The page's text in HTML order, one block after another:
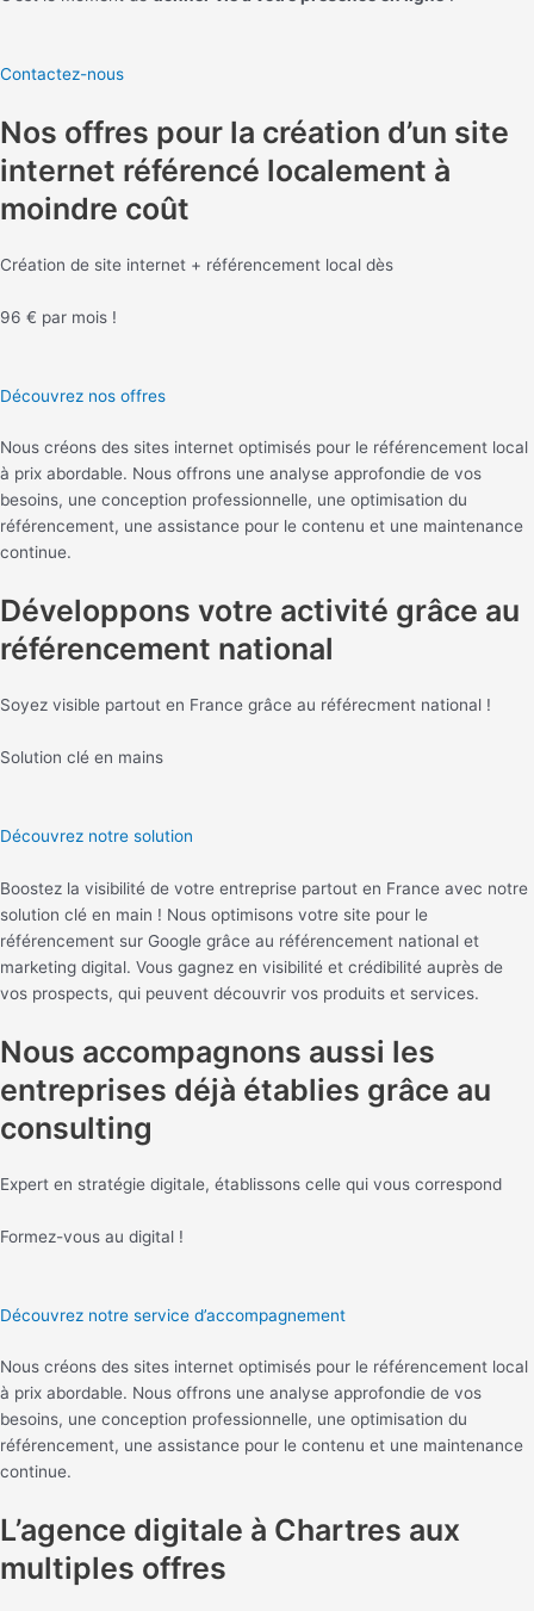
Contactez-nous
Nos offres pour la création d’un site
internet référencé localement à
moindre coût
Création de site internet + référencement local dès
96 € par mois !
Découvrez nos offres
Nous créons des sites internet optimisés pour le référencement local
à prix abordable. Nous offrons une analyse approfondie de vos
besoins, une conception professionnelle, une optimisation du
référencement, une assistance pour le contenu et une maintenance
continue.
Développons votre activité grâce au
référencement national
Soyez visible partout en France grâce au référecment national !
Solution clé en mains
Découvrez notre solution
Boostez la visibilité de votre entreprise partout en France avec notre
solution clé en main ! Nous optimisons votre site pour le
référencement sur Google grâce au référencement national et
marketing digital. Vous gagnez en visibilité et crédibilité auprès de
vos prospects, qui peuvent découvrir vos produits et services.
Nous accompagnons aussi les
entreprises déjà établies grâce au
consulting
Expert en stratégie digitale, établissons celle qui vous correspond
Formez-vous au digital !
Découvrez notre service d’accompagnement
Nous créons des sites internet optimisés pour le référencement local
à prix abordable. Nous offrons une analyse approfondie de vos
besoins, une conception professionnelle, une optimisation du
référencement, une assistance pour le contenu et une maintenance
continue.
L’agence digitale à Chartres aux
multiples offres